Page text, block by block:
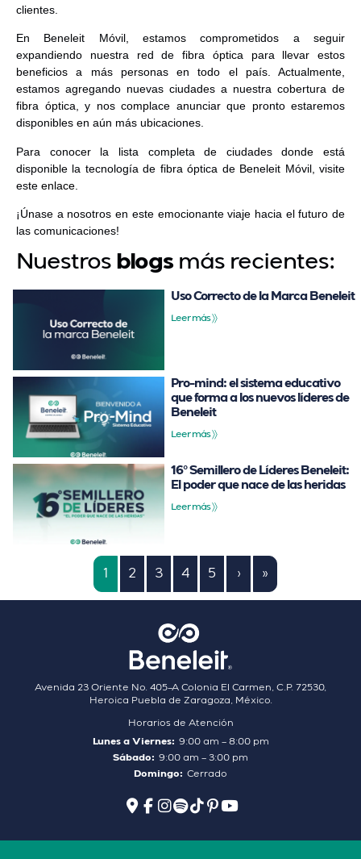
clientes.
En Beneleit Móvil, estamos comprometidos a seguir
expandiendo nuestra red de fibra óptica para llevar estos
beneficios a más personas en todo el país. Actualmente,
estamos agregando nuevas ciudades a nuestra cobertura de
fibra óptica, y nos complace anunciar que pronto estaremos
disponibles en aún más ubicaciones.
Para conocer la lista completa de ciudades donde está
disponible la tecnología de fibra óptica de Beneleit Móvil, visite
este enlace
¡Únase a nosotros en este emocionante viaje hacia el futuro de
las comunicaciones!
Nuestros blogs más recientes:
Uso Correcto de la Marca Beneleit
Leer más 〉〉
Pro-mind: el sistema educativo
que forma a los nuevos líderes de
Beneleit
Leer más 〉〉
16º Semillero de Líderes Beneleit:
El poder que nace de las heridas
Leer más 〉〉
1 2 3 4 5 › »
Avenida 23 Oriente No. 405–A Colonia El Carmen, C.P. 72530,
Heroica Puebla de Zaragoza, México.
Horarios de Atención
Lunes a Viernes: 9:00 am – 8:00 pm
Sábado: 9:00 am – 3:00 pm
Domingo: Cerrado